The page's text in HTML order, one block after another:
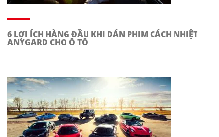
6 LỢI ÍCH HÀNG ĐẦU KHI DÁN PHIM CÁCH NHIỆT
ANYGARD CHO Ô TÔ